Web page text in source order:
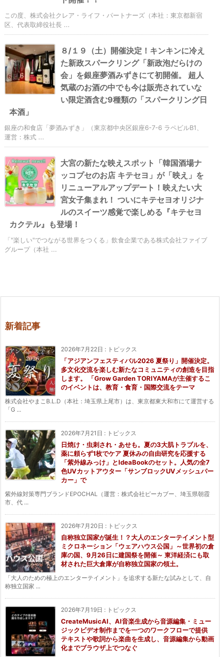
この度、株式会社クレア・ライフ・パートナーズ（本社：東京都新宿
区、代表取締役社長 ...
８/１９（土）開催決定！キンキンに冷え
た新政スパークリング「新政泡だらけの
会」を銀座夢酒みずきにて初開催。 超人
気蔵のお酒の中でも今は販売されていな
い限定酒含む9種類の「スパークリング日
本酒」
銀座の和食店「夢酒みずき」（東京都中央区銀座6-7-6 ラペビルB1、
運営：株式 ...
大宮の新たな映えスポット「韓国酒場ナ
ッコプセのお店 キテセヨ」が「映え」を
リニューアルアップデート！映えたい大
宮女子集まれ！ ついにキテセヨオリジナ
ルのスイーツ感覚で楽しめる『キテセヨ
カクテル』も登場！
「"楽しい"でつながる世界をつくる」飲食企業である株式会社ファイブ
グループ（本社 ...
新着記事
2026年7月22日 : トピックス
「アジアンフェスティバル2026 夏祭り」開催決定。
多文化交流を楽しむ新たなコミュニティの創造を目指
します。 「Grow Garden TORIYAMAが主催するこ
のイベントは、教育・食育・国際交流をテーマ
株式会社やまこB.L.D（本社：埼玉県上尾市）は、東京都東大和市にて運営する
「G ...
2026年7月21日 : トピックス
日焼け・虫刺され・あせも。夏の3大肌トラブルを、
薬に頼らず1枚でケア 夏休みの自由研究を応援する
「紫外線みっけ」とIdeaBookのセット。人気の全7
色UVカットアウター「サンブロックUVメッシュパー
カー」で
紫外線対策専門ブランドEPOCHAL（運営：株式会社ピーカブー、埼玉県朝霞
市、代 ...
2026年7月20日 : トピックス
自称独立国家が誕生！？大人のエンターテイメント型
ミクロネーション「ウェアハウス公国」～世界初の倉
庫の国、9月26日に建国祭を開催～ 東洋経済にも取
材された巨大倉庫が自称独立国家の領土。
「大人のための極上のエンターテイメント」を追求する新たな試みとして、自
称独立国家 ...
2026年7月19日 : トピックス
CreateMusicAI、AI音楽生成から音源編集・ミュー
ジックビデオ制作までを一つのワークフローで提供
テキストや歌詞から楽曲を生成し、音源編集から動画
化までブラウザ上でつなぐ